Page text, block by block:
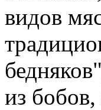
видов
из